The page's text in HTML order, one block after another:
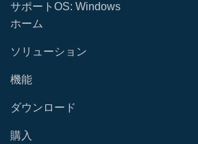
サポートOS: Windows
ホーム
ソリューション
機能
ダウンロード
購入